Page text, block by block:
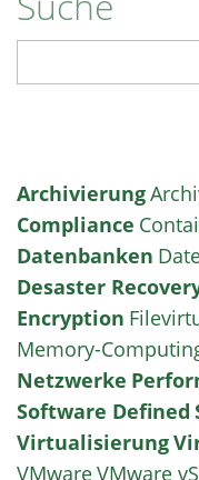
Archivierung
Compliance
Datenbanken
Desaster
Encryption
Memory-
Netzwerke
Software Defined
Virtualisierung
VMwareVMware